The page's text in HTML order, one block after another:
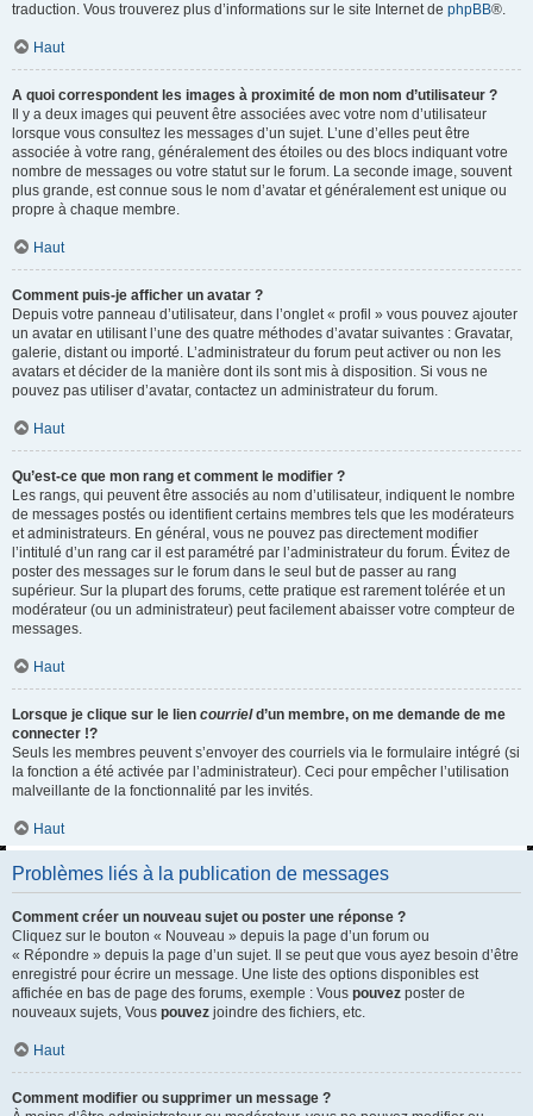
traduction. Vous trouverez plus d’informations sur le site Internet de phpBB®.
Haut
A quoi correspondent les images à proximité de mon nom d’utilisateur ?
Il y a deux images qui peuvent être associées avec votre nom d’utilisateur
lorsque vous consultez les messages d’un sujet. L’une d’elles peut être
associée à votre rang, généralement des étoiles ou des blocs indiquant votre
nombre de messages ou votre statut sur le forum. La seconde image, souvent
plus grande, est connue sous le nom d’avatar et généralement est unique ou
propre à chaque membre.
Haut
Comment puis-je afficher un avatar ?
Depuis votre panneau d’utilisateur, dans l’onglet « profil » vous pouvez ajouter
un avatar en utilisant l’une des quatre méthodes d’avatar suivantes : Gravatar,
galerie, distant ou importé. L’administrateur du forum peut activer ou non les
avatars et décider de la manière dont ils sont mis à disposition. Si vous ne
pouvez pas utiliser d’avatar, contactez un administrateur du forum.
Haut
Qu’est-ce que mon rang et comment le modifier ?
Les rangs, qui peuvent être associés au nom d’utilisateur, indiquent le nombre
de messages postés ou identifient certains membres tels que les modérateurs
et administrateurs. En général, vous ne pouvez pas directement modifier
l’intitulé d’un rang car il est paramétré par l’administrateur du forum. Évitez de
poster des messages sur le forum dans le seul but de passer au rang
supérieur. Sur la plupart des forums, cette pratique est rarement tolérée et un
modérateur (ou un administrateur) peut facilement abaisser votre compteur de
messages.
Haut
Lorsque je clique sur le lien courrield’un membre, on me demande de me
connecter !?
Seuls les membres peuvent s’envoyer des courriels via le formulaire intégré (si
la fonction a été activée par l’administrateur). Ceci pour empêcher l’utilisation
malveillante de la fonctionnalité par les invités.
Haut
Problèmes liés à la publication de messages
Comment créer un nouveau sujet ou poster une réponse ?
Cliquez sur le bouton « Nouveau » depuis la page d’un forum ou
« Répondre » depuis la page d’un sujet. Il se peut que vous ayez besoin d’être
enregistré pour écrire un message. Une liste des options disponibles est
affichée en bas de page des forums, exemple : Vous pouvez poster de
nouveaux sujets, Vous pouvez joindre des fichiers, etc.
Haut
Comment modifier ou supprimer un message ?